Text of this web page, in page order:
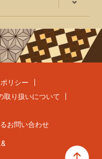
リシー
取り扱いについて
お問い合わせ